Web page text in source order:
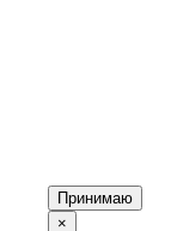
Принимаю
×